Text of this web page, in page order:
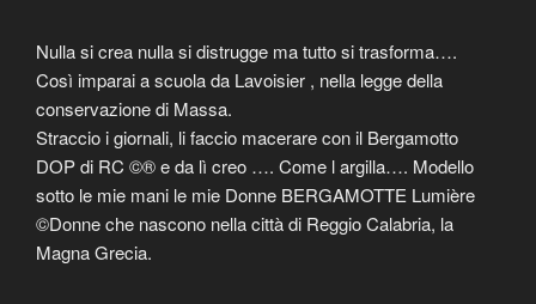
Nulla si crea nulla si distrugge ma tutto si trasforma….
Così imparai a scuola da Lavoisier , nella legge della
conservazione di Massa.
Straccio i giornali, li faccio macerare con il Bergamotto
DOP di RC ©® e da lì creo …. Come l argilla…. Modello
sotto le mie mani le mie Donne BERGAMOTTE Lumière
©Donne che nascono nella città di Reggio Calabria, la
Magna Grecia.